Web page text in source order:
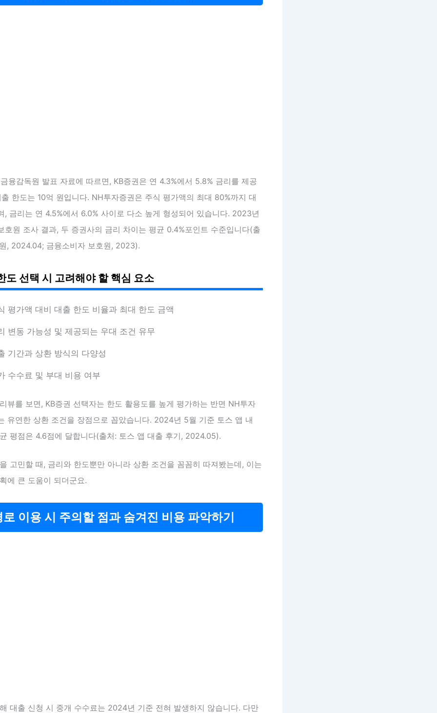
융감독원 발표 자료에 따르면, KB증권은 연 4.3%에서 5.8% 금리를 제공
한도는 10억 원입니다. NH투자증권은 주식 평가액의 최대 80%까지 대
, 금리는 연 4.5%에서 6.0% 사이로 다소 높게 형성되어 있습니다. 2023년
호원 조사 결과, 두 증권사의 금리 차이는 평균 0.4%포인트 수준입니다(출
, 2024.04; 금융소비자 보호원, 2023).
도 선택 시 고려해야 할 핵심 요소
평가액 대비 대출 한도 비율과 최대 한도 금액
변동 가능성 및 제공되는 우대 조건 유무
기간과 상환 방식의 다양성
수수료 및 부대 비용 여부
뷰를 보면, KB증권 선택자는 한도 활용도를 높게 평가하는 반면 NH투자
유연한 상환 조건을 장점으로 꼽았습니다. 2024년 5월 기준 토스 앱 내
평점은 4.6점에 달합니다(출처: 토스 앱 대출 후기, 2024.05).
고민할 때, 금리와 한도뿐만 아니라 상환 조건을 꼼꼼히 따져봤는데, 이는
에 큰 도움이 되더군요.
이용 시 주의할 점과 숨겨진 비용 파악하기
대출 신청 시 중개 수수료는 2024년 기준 전혀 발생하지 않습니다. 다만